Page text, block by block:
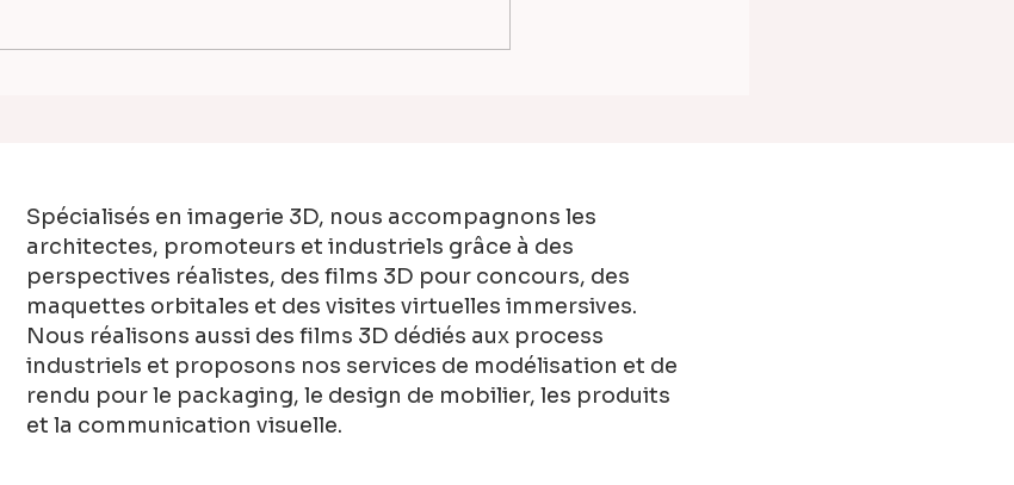
Spécialisés en imagerie 3D, nous accompagnons les
architectes, promoteurs et industriels grâce à des
perspectives réalistes, des films 3D pour concours, des
maquettes orbitales et des visites virtuelles immersives.
Nous réalisons aussi des films 3D dédiés aux process
industriels et proposons nos services de modélisation et de
rendu pour le packaging, le design de mobilier, les produits
et la communication visuelle.